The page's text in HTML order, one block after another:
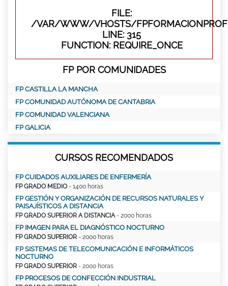
FILE:
/VAR/WWW/VHOSTS/
LINE: 315
FUNCTION: REQUIRE_ONCE
FP POR COMUNIDADES
FP CASTILLA LA MANCHA
FP COMUNIDAD AUTÓNOMA DE CANTABRIA
FP COMUNIDAD VALENCIANA
FP GALICIA
CURSOS RECOMENDADOS
FP CUIDADOS AUXILIARES DE ENFERMERÍA
FP GRADO MEDIO - 1400 horas
FP GESTIÓN Y ORGANIZACIÓN DE RECURSOS NATURALES Y
PAISAJÍSTICOS A DISTANCIA
FP GRADO SUPERIOR A DISTANCIA - 2000 horas
FP IMAGEN PARA EL DIAGNÓSTICO NOCTURNO
FP GRADO SUPERIOR - 2000 horas
FP SISTEMAS DE TELECOMUNICACIÓN E INFORMÁTICOS
NOCTURNO
FP GRADO SUPERIOR - 2000 horas
FP PROCESOS DE CONFECCIÓN INDUSTRIAL